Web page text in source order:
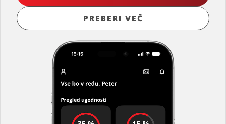
PREBERI VEČ